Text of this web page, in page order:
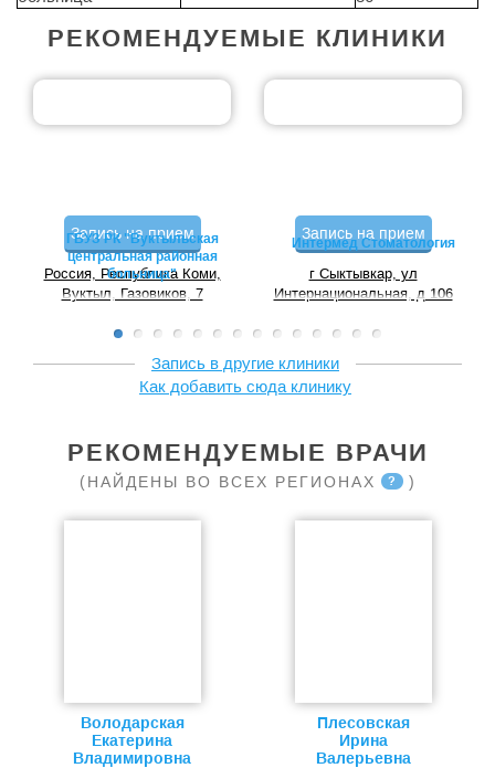
РЕКОМЕНДУЕМЫЕ КЛИНИКИ
ГБУЗ РК "Вуктыльская
центральная районная
больница"
Запись на прием
Россия, Республика Коми,
Вуктыл, Газовиков, 7
Интермед Стоматология
Запись на прием
г Сыктывкар, ул
Интернациональная, д 106
Запись в другие клиники
Как добавить сюда клинику
РЕКОМЕНДУЕМЫЕ ВРАЧИ
(НАЙДЕНЫ ВО ВСЕХ РЕГИОНАХ ? )
Володарская
Екатерина
Владимировна
Плесовская
Ирина
Валерьевна